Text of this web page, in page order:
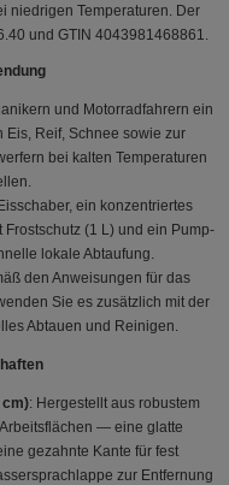
niedrigen Temperaturen. Der
und GTIN 4043981468861.
und Motorradfahrern ein
Eis, Reif, Schnee sowie zur
bei kalten Temperaturen
ein konzentriertes
(1 L) und ein Pump-
lokale Abtaufung.
den Anweisungen für das
Sie es zusätzlich mit der
Abtauen und Reinigen.
cm): Hergestellt aus robustem
— eine glatte
gezahnte Kante für fest
zur Entfernung